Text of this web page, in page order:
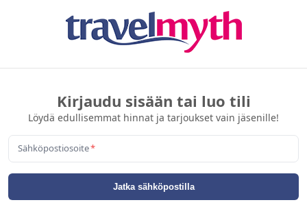
Kirjaudu sisään tai luo tili
Löydä edullisemmat hinnat ja tarjoukset vain jäsenille!
Sähköpostiosoite*
Jatka sähköpostilla